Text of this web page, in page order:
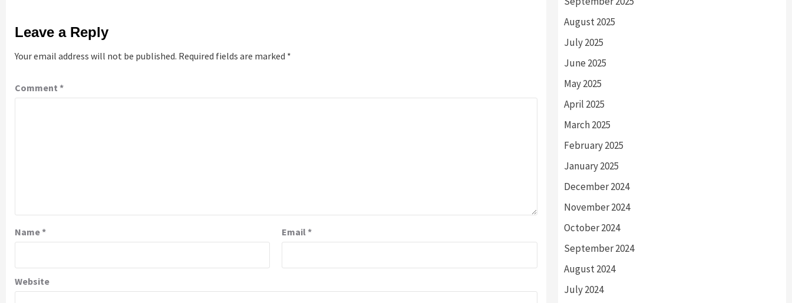
Leave a Reply
Your email address will not be published. Required fields are marked *
Comment *
Name* Email*
Website
August 2025
July 2025
June 2025
May 2025
April 2025
March 2025
February 2025
January 2025
December 2024
November 2024
October 2024
September 2024
August 2024
July 2024